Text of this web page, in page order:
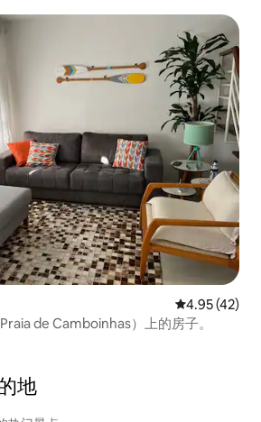
平均评分
4.95 (42)
de Camboinhas）上的房子。
地